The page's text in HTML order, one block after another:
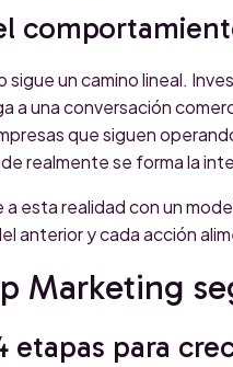
sigue un camino lineal.
a una conversación
que siguen
realmente se forma la
esta realidad con un
anterior y cada acción
Marketing
etapas para